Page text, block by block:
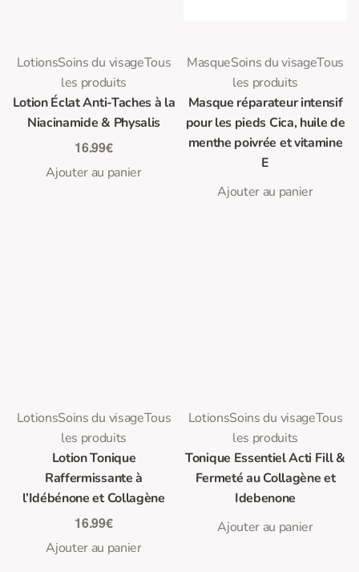
LotionsSoins du visageTous
les produits
Lotion Éclat Anti-Taches à la
Niacinamide & Physalis
16.99€
Ajouter au panier
MasqueSoins du visageTous
les produits
Masque réparateur intensif
pour les pieds Cica, huile de
menthe poivrée et vitamine
E
Ajouter au panier
LotionsSoins du visageTous
les produits
Lotion Tonique
Raffermissante à
l’Idébénone et Collagène
16.99€
Ajouter au panier
LotionsSoins du visageTous
les produits
Tonique Essentiel Acti Fill &
Fermeté au Collagène et
Idebenone
Ajouter au panier